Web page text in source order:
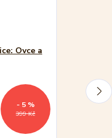
399 Kč
- 5 %